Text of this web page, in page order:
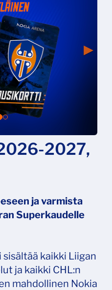
2027,
ja varmista
Superkaudelle
kaikki Liigan
ja kaikki CHL:n
mahdollinen Nokia